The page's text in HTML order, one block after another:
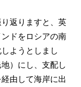
返りますと、英
ドをロシアの南
ようとしまし
）にし、支配し
由して海岸に出